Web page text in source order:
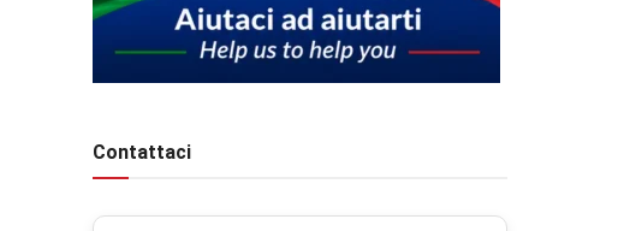
Contattaci